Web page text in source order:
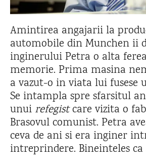
Amintirea angajarii la
automobile din Munchen ii
inginerului Petra o alta
memorie. Prima masina
a vazut-o in viata lui fusese
Se intampla spre sfarsitul
unui refegistcare vizita o
Brasovul comunist. Petra
ceva de ani si era inginer
intreprindere. Bineinteles